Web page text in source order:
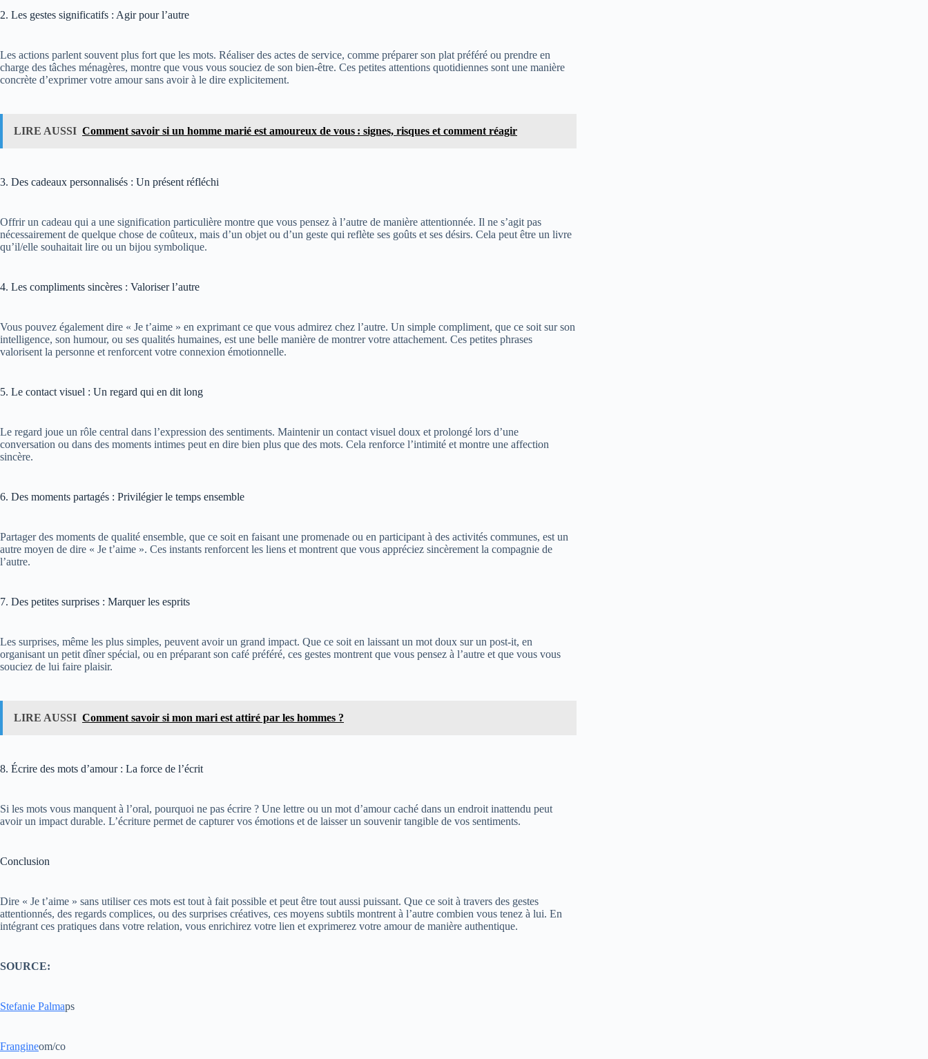
2. Les gestes significatifs : Agir pour l’autre
Les actions parlent souvent plus fort que les mots. Réaliser des actes de service, comme préparer son plat préféré ou prendre en
charge des tâches ménagères, montre que vous vous souciez de son bien-être​. Ces petites attentions quotidiennes sont une manière
concrète d’exprimer votre amour sans avoir à le dire explicitement.
LIRE AUSSI Comment savoir si un homme marié est amoureux de vous : signes, risques et comment réagir
3. Des cadeaux personnalisés : Un présent réfléchi
Offrir un cadeau qui a une signification particulière montre que vous pensez à l’autre de manière attentionnée. Il ne s’agit pas
nécessairement de quelque chose de coûteux, mais d’un objet ou d’un geste qui reflète ses goûts et ses désirs. Cela peut être un livre
qu’il/elle souhaitait lire ou un bijou symbolique​.
4. Les compliments sincères : Valoriser l’autre
Vous pouvez également dire « Je t’aime » en exprimant ce que vous admirez chez l’autre. Un simple compliment, que ce soit sur son
intelligence, son humour, ou ses qualités humaines, est une belle manière de montrer votre attachement​. Ces petites phrases
valorisent la personne et renforcent votre connexion émotionnelle.
5. Le contact visuel : Un regard qui en dit long
Le regard joue un rôle central dans l’expression des sentiments. Maintenir un contact visuel doux et prolongé lors d’une
conversation ou dans des moments intimes peut en dire bien plus que des mots. Cela renforce l’intimité et montre une affection
sincère​.
6. Des moments partagés : Privilégier le temps ensemble
Partager des moments de qualité ensemble, que ce soit en faisant une promenade ou en participant à des activités communes, est un
autre moyen de dire « Je t’aime ». Ces instants renforcent les liens et montrent que vous appréciez sincèrement la compagnie de
l’autre​.
7. Des petites surprises : Marquer les esprits
Les surprises, même les plus simples, peuvent avoir un grand impact. Que ce soit en laissant un mot doux sur un post-it, en
organisant un petit dîner spécial, ou en préparant son café préféré, ces gestes montrent que vous pensez à l’autre et que vous vous
souciez de lui faire plaisir​.
LIRE AUSSI Comment savoir si mon mari est attiré par les hommes ?
8. Écrire des mots d’amour : La force de l’écrit
Si les mots vous manquent à l’oral, pourquoi ne pas écrire ? Une lettre ou un mot d’amour caché dans un endroit inattendu peut
avoir un impact durable. L’écriture permet de capturer vos émotions et de laisser un souvenir tangible de vos sentiments​.
Conclusion
Dire « Je t’aime » sans utiliser ces mots est tout à fait possible et peut être tout aussi puissant. Que ce soit à travers des gestes
attentionnés, des regards complices, ou des surprises créatives, ces moyens subtils montrent à l’autre combien vous tenez à lui. En
intégrant ces pratiques dans votre relation, vous enrichirez votre lien et exprimerez votre amour de manière authentique.
SOURCE:
Stefanie Palmaps​
Frangineom/co​